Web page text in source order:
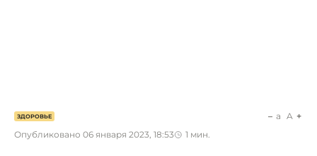
ЗДОРОВЬЕ
Опубликовано 06 января 2023, 18:53 1 мин.
a A